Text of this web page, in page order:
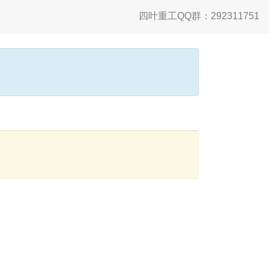
四叶重工QQ群：292311751